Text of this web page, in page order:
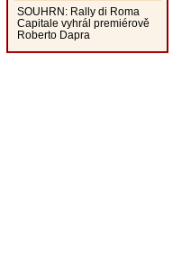
SOUHRN: Rally di Roma
Capitale vyhrál premiérově
Roberto Dapra